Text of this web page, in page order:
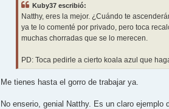
Kuby37 escribió:
Natthy, eres la mejor. ¿Cuándo te
ya te lo comenté por privado, pero toca
muchas chorradas que se lo merecen.
PD: Toca pedirle a cierto koala azul que
Me tienes hasta el gorro de trabajar ya.
No enserio, genial Natthy. Es un claro ejemplo